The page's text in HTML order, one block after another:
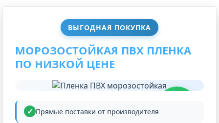
ВЫГОДНАЯ ПОКУПКА
МОРОЗОСТОЙКАЯ ПВХ ПЛЕНКА
ПО НИЗКОЙ ЦЕНЕ
Прямые поставки от производителя